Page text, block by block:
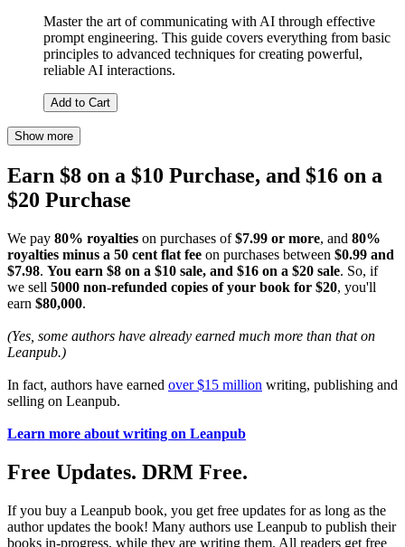
Master the art of communicating with AI through effective
prompt engineering. This guide covers everything from basic
principles to advanced techniques for creating powerful,
reliable AI interactions.
Add to Cart
Show more
Earn $8 on a $10 Purchase, and $16 on a
$20 Purchase
We pay 80% royalties on purchases of$7.99 or more, and 80%
royalties minus a 50 cent flat fee on purchases between $0.99 and
$7.98. You earn $8 on a $10 sale, and $16 on a $20 sale. So, if
we sell 5000 non-refunded copies of your book for $20, you'll
earn $80,000.
(Yes, some authors have already earned much more than that on
Leanpub.)
In fact, authors have earned over $15 million writing, publishing and
selling on Leanpub.
Learn more about writing on Leanpub
Free Updates. DRM Free.
If you buy a Leanpub book, you get free updates for as long as the
author updates the book! Many authors use Leanpub to publish their
books in-progress, while they are writing them. All readers get free